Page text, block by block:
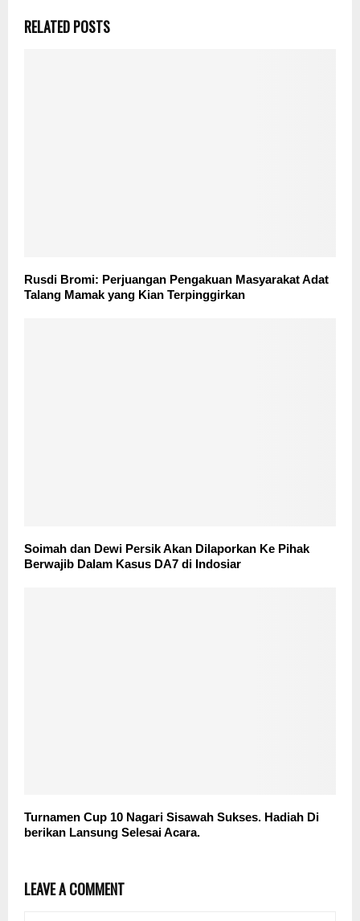
RELATED POSTS
Rusdi Bromi: Perjuangan Pengakuan Masyarakat Adat
Talang Mamak yang Kian Terpinggirkan
Soimah dan Dewi Persik Akan Dilaporkan Ke Pihak
Berwajib Dalam Kasus DA7 di Indosiar
Turnamen Cup 10 Nagari Sisawah Sukses. Hadiah Di
berikan Lansung Selesai Acara.
LEAVE A COMMENT